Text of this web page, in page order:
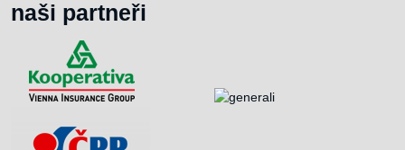
naši partneři